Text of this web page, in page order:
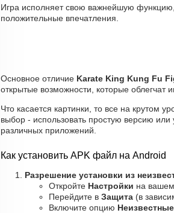
Игра исполняет свою важнейшую
положительные впечатления.
Основное отличие Karate King Kung Fu
открытые возможности, которые облегчат
Что касается картинки, то все на крутом
выбор - использовать простую версию
различных приложений.
Как установить APK файл на Android
Разрешение установки из
Откройте Настройки на вашем
Перейдите в Защита (в
Включите опцию